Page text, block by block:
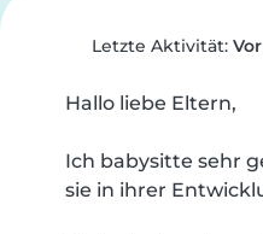
Letzte Aktivität:
Hallo liebe Eltern,
Ich babysitte sehr
sie in ihrer